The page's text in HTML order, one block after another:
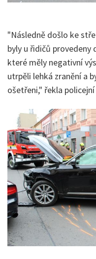
"Následně došlo ke
byly u řidičů provedeny
které měly negativní
utrpěli lehká zranění a
ošetřeni," řekla